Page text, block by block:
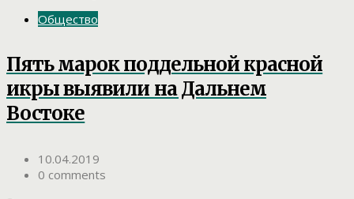
Общество
Пять марок поддельной красной
икры выявили на Дальнем
Востоке
10.04.2019
0 comments